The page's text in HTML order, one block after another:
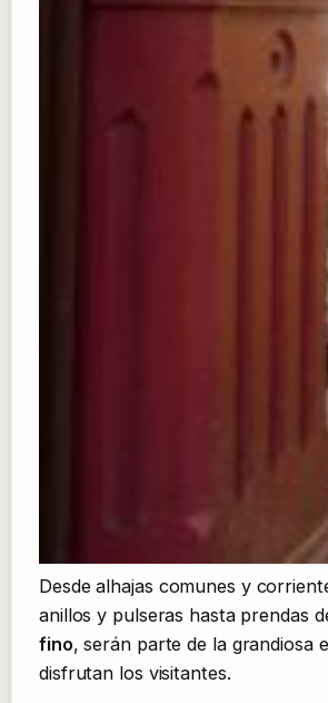
Desde alhajas comunes y
anillos y pulseras hasta prendas
fino, serán parte de la grandiosa
disfrutan los visitantes.